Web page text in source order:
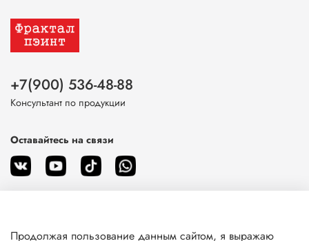
+7(900) 536-48-88
Консультант по продукции
Оставайтесь на связи
Продолжая пользование данным сайтом, я выражаю